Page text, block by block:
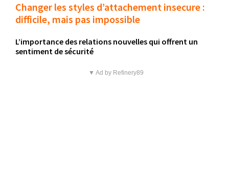
Changer les styles d’attachement insecure :
difficile, mais pas impossible
L’importance des relations nouvelles qui offrent un
sentiment de sécurité
▼ Ad by Refinery89